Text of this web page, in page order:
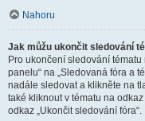
Nahoru
Jak můžu ukončit sledování
Pro ukončení sledování
panelu“ na „Sledovaná fóra a
nadále sledovat a klikněte na
také kliknout v tématu na
odkaz „Ukončit sledování fóra“.